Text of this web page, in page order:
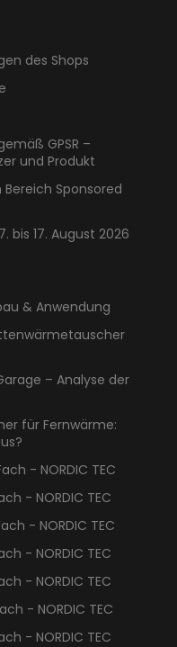
des Shops
GPSR –
und Produkt
Sponsored
bis 17. August 2026
& Anwendung
– Analyse der
für Fernwärme:
- NORDIC TEC
- NORDIC TEC
- NORDIC TEC
- NORDIC TEC
- NORDIC TEC
- NORDIC TEC
- NORDIC TEC